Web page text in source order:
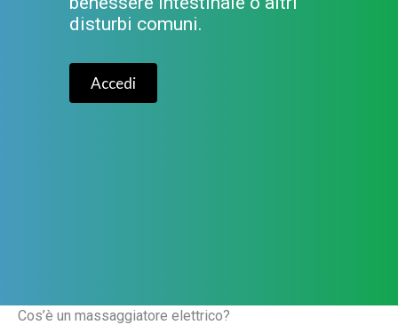
disturbi comuni.
Accedi
Cos’è un massaggiatore elettrico?